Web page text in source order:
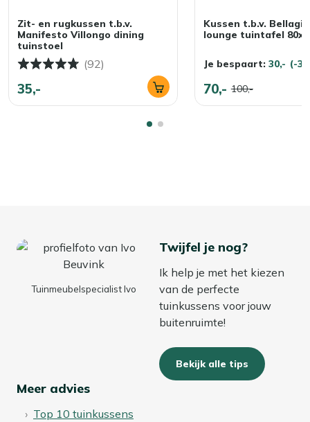
Zit- en rugkussen t.b.v.
Manifesto Villongo dining
tuinstoel
(92)
35,-
Kussen t.b.v.
lounge tuintafel
Je bespaart: 30,- (-
70,- 100,-
Tuinmeubelspecialist Ivo
Twijfel je nog?
Ik help je met het kiezen
van de perfecte
tuinkussens voor jouw
buitenruimte!
Bekijk alle tips
Meer advies
Top 10 tuinkussens